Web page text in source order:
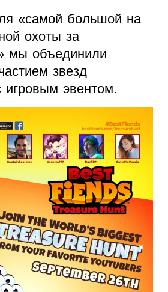
«самой большой на
охоты за
мы объединили
звезд
эвентом.